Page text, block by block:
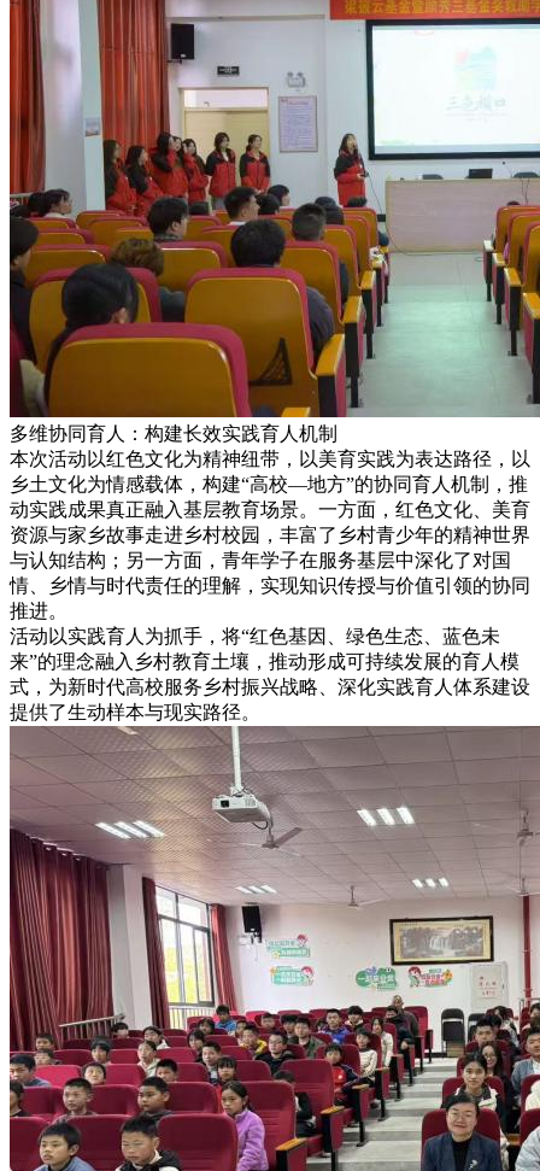
多维协同育人：构建长效实践育人机制
本次活动以红色文化为精神纽带，以美育实践为表达路径，以
乡土文化为情感载体，构建“高校—地方”的协同育人机制，推
动实践成果真正融入基层教育场景。一方面，红色文化、美育
资源与家乡故事走进乡村校园，丰富了乡村青少年的精神世界
与认知结构；另一方面，青年学子在服务基层中深化了对国
情、乡情与时代责任的理解，实现知识传授与价值引领的协同
推进。
活动以实践育人为抓手，将“红色基因、绿色生态、蓝色未
来”的理念融入乡村教育土壤，推动形成可持续发展的育人模
式，为新时代高校服务乡村振兴战略、深化实践育人体系建设
提供了生动样本与现实路径。